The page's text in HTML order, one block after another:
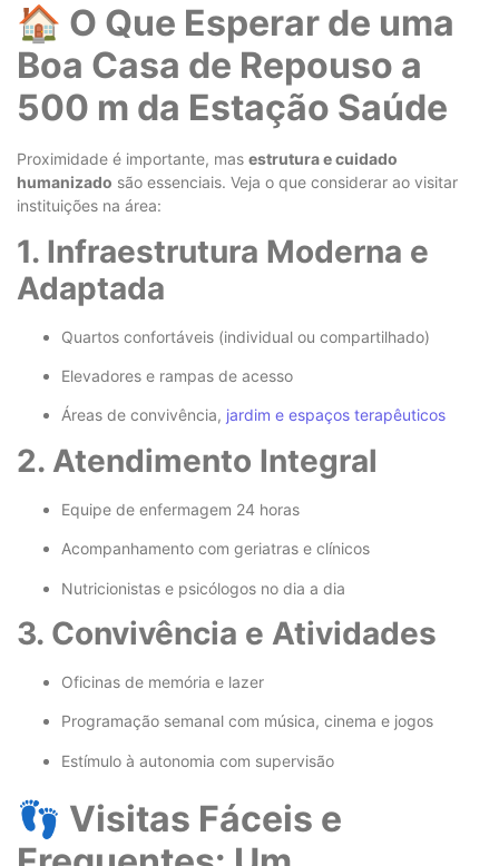
🏠 O Que Esperar de uma
Boa Casa de Repouso a
500 m da Estação Saúde
Proximidade é importante, mas estrutura e cuidado
humanizado são essenciais. Veja o que considerar ao visitar
instituições na área:
1. Infraestrutura Moderna e
Adaptada
Quartos confortáveis (individual ou compartilhado)
Elevadores e rampas de acesso
Áreas de convivência, jardim e espaços terapêuticos
2. Atendimento Integral
Equipe de enfermagem 24 horas
Acompanhamento com geriatras e clínicos
Nutricionistas e psicólogos no dia a dia
3. Convivência e Atividades
Oficinas de memória e lazer
Programação semanal com música, cinema e jogos
Estímulo à autonomia com supervisão
👣 Visitas Fáceis e